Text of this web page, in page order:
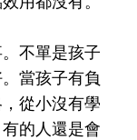
不單是孩子
當孩子有負
從小沒有學
的人還是會